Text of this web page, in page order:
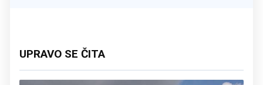
UPRAVO SE ČITA